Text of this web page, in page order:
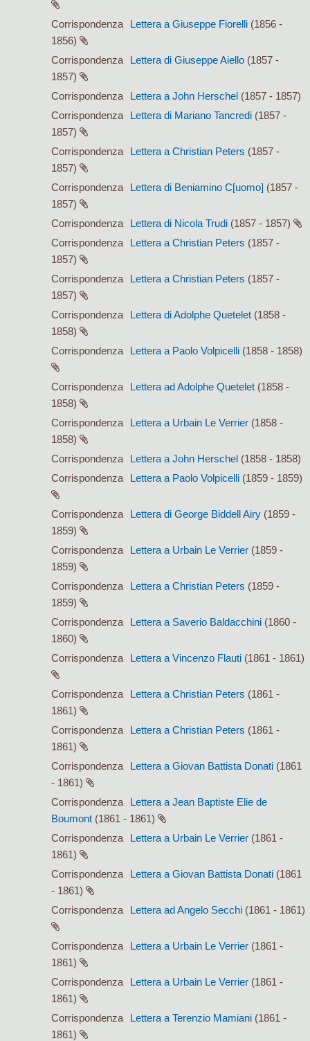
Corrispondenza Lettera a Giuseppe Fiorelli (1856 -
1856)
Corrispondenza
Lettera di Giuseppe Aiello (1857 -
1857)
Corrispondenza
Lettera a John Herschel (1857 - 1857)
Corrispondenza
Lettera di Mariano Tancredi (1857 -
1857)
Corrispondenza
Lettera a Christian Peters (1857 -
1857)
Corrispondenza
Lettera di Beniamino C[uomo] (1857 -
1857)
Corrispondenza
Lettera di Nicola Trudi (1857 - 1857)
Corrispondenza
Lettera a Christian Peters (1857 -
1857)
Corrispondenza
Lettera a Christian Peters (1857 -
1857)
Corrispondenza
Lettera di Adolphe Quetelet (1858 -
1858)
Corrispondenza
Lettera a Paolo Volpicelli (1858 - 1858)
Corrispondenza Lettera ad Adolphe Quetelet (1858 -
1858)
Corrispondenza
Lettera a Urbain Le Verrier (1858 -
1858)
Corrispondenza
Lettera a John Herschel (1858 - 1858)
Corrispondenza
Lettera a Paolo Volpicelli (1859 - 1859)
Corrispondenza Lettera di George Biddell Airy (1859 -
1859)
Corrispondenza
Lettera a Urbain Le Verrier (1859 -
1859)
Corrispondenza
Lettera a Christian Peters (1859 -
1859)
Corrispondenza
Lettera a Saverio Baldacchini (1860 -
1860)
Corrispondenza
Lettera a Vincenzo Flauti (1861 - 1861)
Corrispondenza Lettera a Christian Peters (1861 -
1861)
Corrispondenza
Lettera a Christian Peters (1861 -
1861)
Corrispondenza
Lettera a Giovan Battista Donati (1861
- 1861)
Corrispondenza
Lettera a Jean Baptiste Elie de
Boumont (1861 - 1861)
Corrispondenza
Lettera a Urbain Le Verrier (1861 -
1861)
Corrispondenza
Lettera a Giovan Battista Donati (1861
- 1861)
Corrispondenza
Lettera ad Angelo Secchi (1861 - 1861)
Corrispondenza Lettera a Urbain Le Verrier (1861 -
1861)
Corrispondenza
Lettera a Urbain Le Verrier (1861 -
1861)
Corrispondenza
Lettera a Terenzio Mamiani (1861 -
1861)